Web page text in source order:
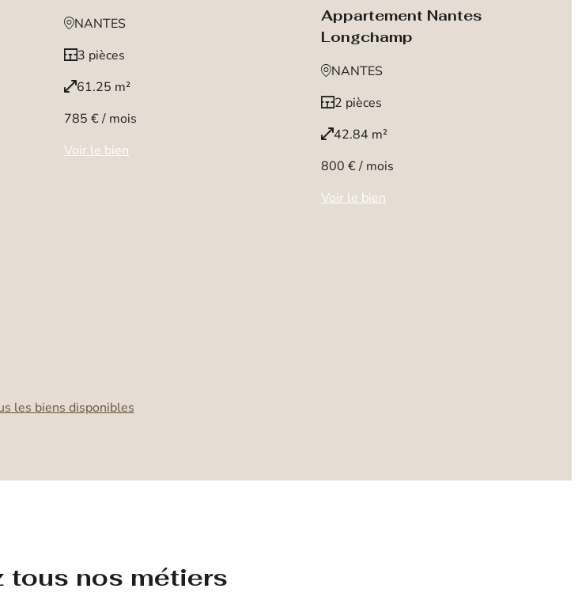
NANTES
3 pièces
61.25 m²
785 € / mois
Voir le bien
Appartement Nantes
Longchamp
NANTES
2 pièces
42.84 m²
800 € / mois
Voir le bien
les biens disponibles
tous nos métiers